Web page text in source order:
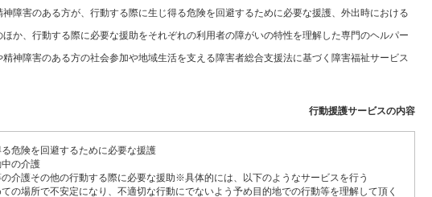
障害のある方が、行動する際に生じ得る危険を回避するために必要な援護、外出時における
か、行動する際に必要な援助をそれぞれの利用者の障がいの特性を理解した専門のヘルパー
神障害のある方の社会参加や地域生活を支える障害者総合支援法に基づく障害福祉サービス
行動援護サービスの内容
る危険を回避するために必要な援護
中の介護
の介護その他の行動する際に必要な援助※具体的には、以下のようなサービスを行う
の場所で不安定になり、不適切な行動にでないよう予め目的地での行動等を理解して頂く